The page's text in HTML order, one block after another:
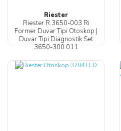
Riester
Riester R 3650-003 Ri
Former Duvar Tipi Otoskop |
Duvar Tipi Diagnostik Set
3650-300.011